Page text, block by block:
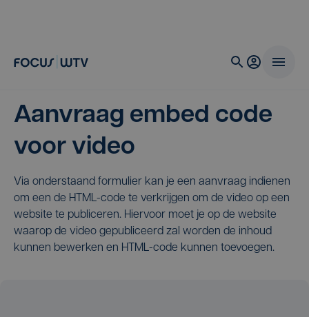
Aanvraag embed code
voor video
Via onderstaand formulier kan je een aanvraag indienen
om een de HTML-code te verkrijgen om de video op een
website te publiceren. Hiervoor moet je op de website
waarop de video gepubliceerd zal worden de inhoud
kunnen bewerken en HTML-code kunnen toevoegen.